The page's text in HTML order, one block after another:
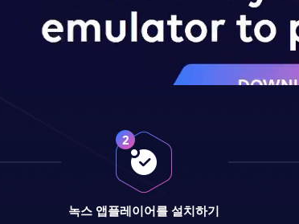
녹스 앱플레이어를 설치하기